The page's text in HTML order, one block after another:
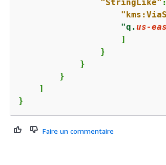
"StringLike"
"q.us-
                    ]
                }
            }
        }
    ]
}
Faire un commentaire